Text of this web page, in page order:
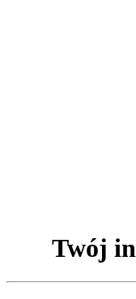
Twój